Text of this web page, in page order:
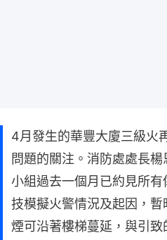
4月發生的華豐大廈三級火
問題的關注。消防處處長
小組過去一個月已約見所
技模擬火警情況及起因，
煙可沿著樓梯蔓延，與引